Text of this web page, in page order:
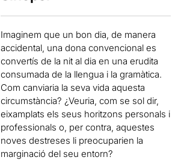
Imaginem que un bon dia, de manera
accidental, una dona convencional es
convertís de la nit al dia en una erudita
consumada de la llengua i la gramàtica.
Com canviaria la seva vida aquesta
circumstància? ¿Veuria, com se sol dir,
eixamplats els seus horitzons personals i
professionals o, per contra, aquestes
noves destreses li preocuparien la
marginació del seu entorn?